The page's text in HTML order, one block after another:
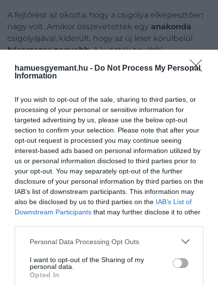
hamuesgyemant.hu - Do Not Process My Personal
Information
If you wish to opt-out of the sale, sharing to third parties, or
processing of your personal or sensitive information for
targeted advertising by us, please use the below opt-out
section to confirm your selection. Please note that after your
opt-out request is processed you may continue seeing
interest-based ads based on personal information utilized by
us or personal information disclosed to third parties prior to
your opt-out. You may separately opt-out of the further
disclosure of your personal information by third parties on the
IAB’s list of downstream participants. This information may
also be disclosed by us to third parties on the IAB’s List of
Downstream Participants that may further disclose it to other
Please note that this website/app uses one or more Google
not limited to your visit or usage behaviour. You may click to
grant or deny consent to Google and its third-party tags to
use your data for below specified purposes in below Google
Personal Data Processing Opt Outs
I want to opt-out of the Sharing of my
personal data.
Opted In
A fejtörést az okozta, hogy a csigolya elképesztően
nagy volt. Amikor összevetették egy anakonda
csigolyájával, kiderült, hogy az új lelet körülbelül
háromszor nagyobb. A kutatók további
bizonyítékokat kértek a terepen dolgozó csapattól,
végül mintegy100 kígyócsigolya került elő, közel
vezető kígyószakértője ekkor Floridába utazott, és a
leletek alapján megállapította, hogy az állat aboák
rokonságához tartozhatott, amelyre a maradványok
T-alakú gerincrészleteiből következtetett.
A kígyók méretét azért nehéz pontosan
meghatározni, merttörékeny csontjaik ritkán
fosszilizálódnak teljesen.David Polly
paleontológus ezért matematikai modellt készített
a mai kígyók gerincoszlopának felépítése alapján. A
csigolyák helyzetét és arányait elemezve a kutatók
körül mozoghatott. ATitanoboa cerrejonensis
nevű fajt 2009-ben írták le hivatalosan.